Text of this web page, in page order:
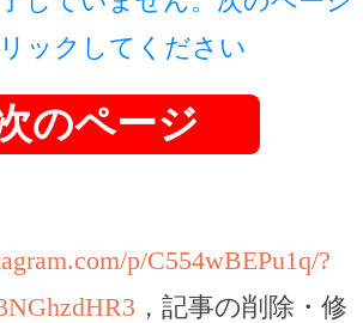
ックしてください
のページ
p/C554wBEPu1q/?
，記事の削除・修